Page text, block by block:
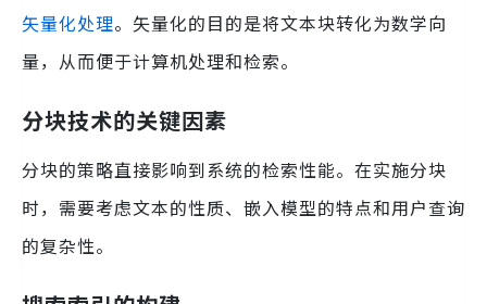
矢量化处理。矢量化的目的是将文本块转化为数学向
量，从而便于计算机处理和检索。
分块技术的关键因素
分块的策略直接影响到系统的检索性能。在实施分块
时，需要考虑文本的性质、嵌入模型的特点和用户查询
的复杂性。